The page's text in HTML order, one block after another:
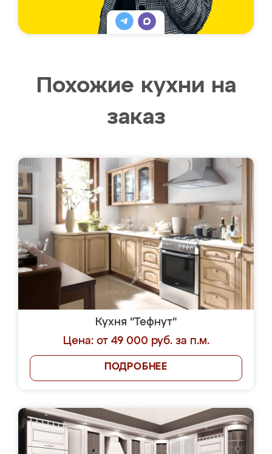
Похожие кухни на
заказ
Кухня "Тефнут"
Цена: от 49 000 руб. за п.м.
ПОДРОБНЕЕ